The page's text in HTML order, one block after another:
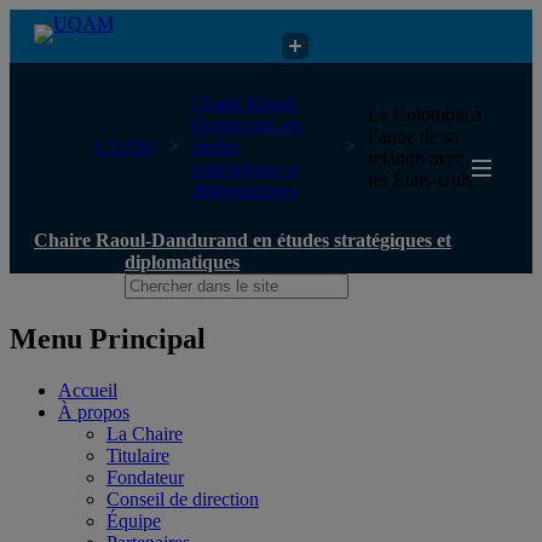
Chaire Raoul-Dandurand en études stratégiques et diplomatiques
UQAM
Chaire Raoul-
Dandurand en
études
stratégiques et
diplomatiques
La Colombie à
l’aune de sa
relation avec
les États-Unis
Chaire Raoul-Dandurand en études stratégiques et
diplomatiques
Menu Principal
Accueil
À propos
La Chaire
Titulaire
Fondateur
Conseil de direction
Équipe